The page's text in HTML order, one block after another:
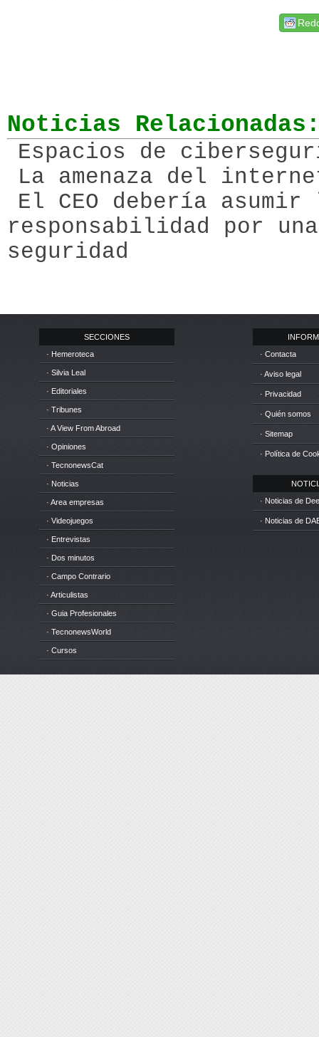
Noticias
Espacios de
La amenaza del
El CEO debería asumir
responsabilidad por
seguridad
SECCIONES
· Hemeroteca
· Silvia Leal
· Editoriales
· Tribunes
· A View From Abroad
· Opiniones
· TecnonewsCat
· Noticias
· Area empresas
· Videojuegos
· Entrevistas
· Dos minutos
· Campo Contrario
· Articulistas
· Guia Profesionales
· TecnonewsWorld
· Cursos
· Contacta
· Aviso legal
· Privacidad
· Quién somos
· Sitemap
· Política de
· Noticias de
· Noticias de